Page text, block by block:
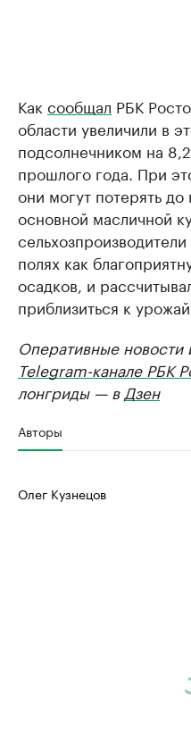
Как сообщал РБК
области увеличили в
подсолнечником на
прошлого года. При
они могут потерять
основной масличной
полях как
осадков, и
приблизиться к
Оперативные
Telegram-канале РБК
лонгриды — в Дзен
Авторы
Олег Кузнецов